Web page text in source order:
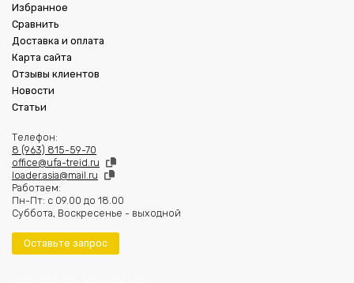
Избранное
Сравнить
Доставка и оплата
Карта сайта
Отзывы клиентов
Новости
Статьи
Телефон:
8 (963) 815-59-70
office@ufa-treid.ru
loader.asia@mail.ru
Работаем:
Пн-Пт: с 09.00 до 18.00
Суббота, Воскресенье - выходной
Оставьте запрос